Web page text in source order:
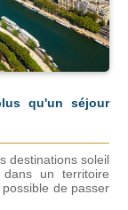
qu'un séjour
destinations soleil
un territoire
de passer